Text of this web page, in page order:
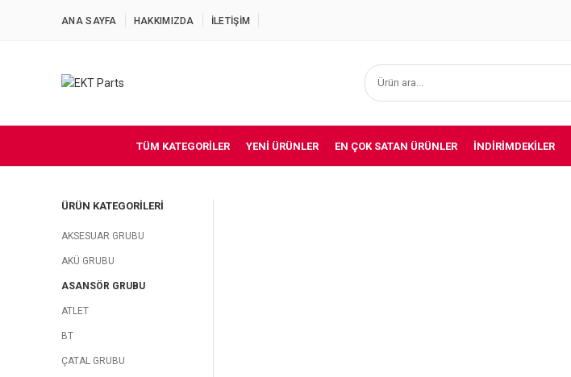
ANA SAYFA HAKKIMIZDA İLETİŞİM
TÜM KATEGORILER YENI ÜRÜNLER EN ÇOK SATAN ÜRÜNLER İNDIRIMDEKILER
ÜRÜN KATEGORILERI
AKSESUAR GRUBU
AKÜ GRUBU
ASANSÖR GRUBU
ATLET
BT
ÇATAL GRUBU